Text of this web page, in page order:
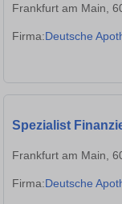
Frankfurt am Main,
Firma:Deutsche
Spezialist
Frankfurt am Main,
Firma:Deutsche